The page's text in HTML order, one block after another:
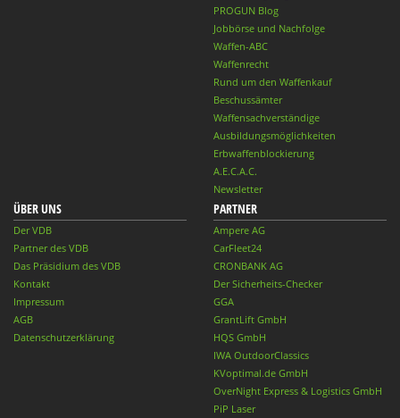
PROGUN Blog
Jobbörse und Nachfolge
Waffen-ABC
Waffenrecht
Rund um den Waffenkauf
Beschussämter
Waffensachverständige
Ausbildungsmöglichkeiten
Erbwaffenblockierung
A.E.C.A.C.
Newsletter
ÜBER UNS
Der VDB
Partner des VDB
Das Präsidium des VDB
Kontakt
Impressum
AGB
Datenschutzerklärung
PARTNER
Ampere AG
CarFleet24
CRONBANK AG
Der Sicherheits-Checker
GGA
GrantLift GmbH
HQS GmbH
IWA OutdoorClassics
KVoptimal.de GmbH
OverNight Express & Logistics GmbH
PiP Laser